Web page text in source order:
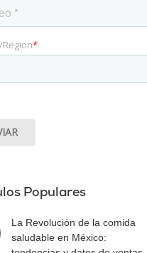
*
Populares
La Revolución de la comida
saludable en México: